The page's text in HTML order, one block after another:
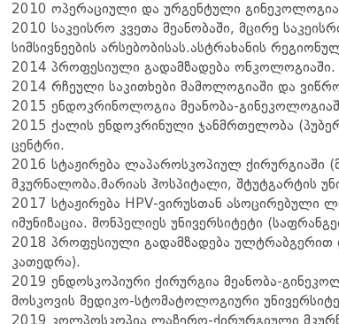
2010 ოპერაციული და ურგენტული
2010 საკეისრო კვეთა მეანობაში, მცირე
სიმსივნეების არსებობისას.ასტრახანის
2014 პროფესიული გადამზადება ონკოლოგიაში.
2014 რჩეული საკითხები მამოლოგიაში და
2015 ენდოკრინოლოგია მეანობა-
2015 ქალის ენდოკრინული ჯანმრთელობა
ცენტრი.
2016 სტაჟირება ლაპაროსკოპიულ ქირურგიაში
მკურნალობა.მარიას ჰოსპიტალი, შტუტგარტის
2017 სტაჟირება HPV-ვირუსთან ასოცირებული
იმუნიზაცია. მონპელიეს უნივერსიტეტი
2018 პროფესიული გადამზადება ულტრაბგერით
კათედრა).
2019 ენდოსკოპიური ქირურგია მეანობა-
მოსკოვის მედიკო-სტომატოლოგიური
2019 კოლპოსკოპია ლაზერო-ქირურგიული